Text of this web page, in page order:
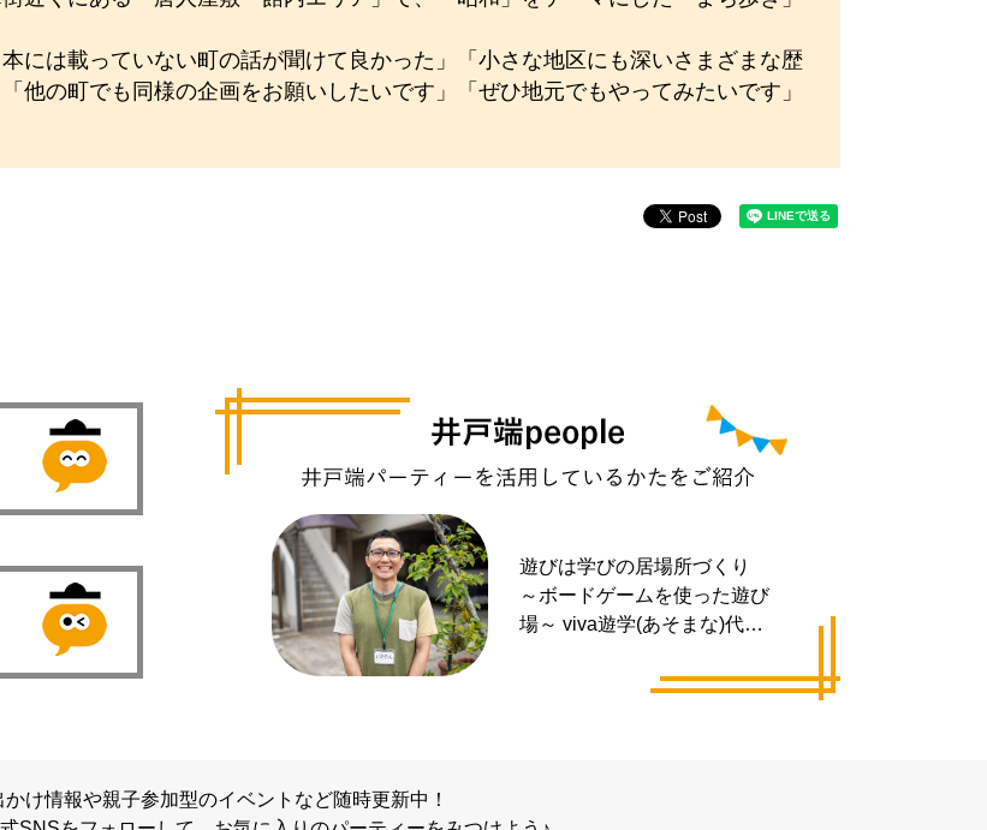
には載っていない町の話が聞けて良かった」「小さな地区にも深いさまざまな歴
他の町でも同様の企画をお願いしたいです」「ぜひ地元でもやってみたいです」
遊びは学びの居場所づくり
～ボードゲームを使った遊び
場～ viva遊学(あそまな)代表
け情報や親子参加型のイベントなど随時更新中！